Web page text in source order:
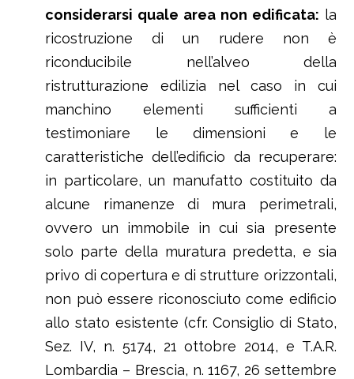
considerarsi quale area non edificata: la
ricostruzione di un rudere non è
riconducibile nell’alveo della
ristrutturazione edilizia nel caso in cui
manchino elementi sufficienti a
testimoniare le dimensioni e le
caratteristiche dell’edificio da recuperare:
in particolare, un manufatto costituito da
alcune rimanenze di mura perimetrali,
ovvero un immobile in cui sia presente
solo parte della muratura predetta, e sia
privo di copertura e di strutture orizzontali,
non può essere riconosciuto come edificio
allo stato esistente (cfr. Consiglio di Stato,
Sez. IV, n. 5174, 21 ottobre 2014, e T.A.R.
Lombardia – Brescia, n. 1167, 26 settembre